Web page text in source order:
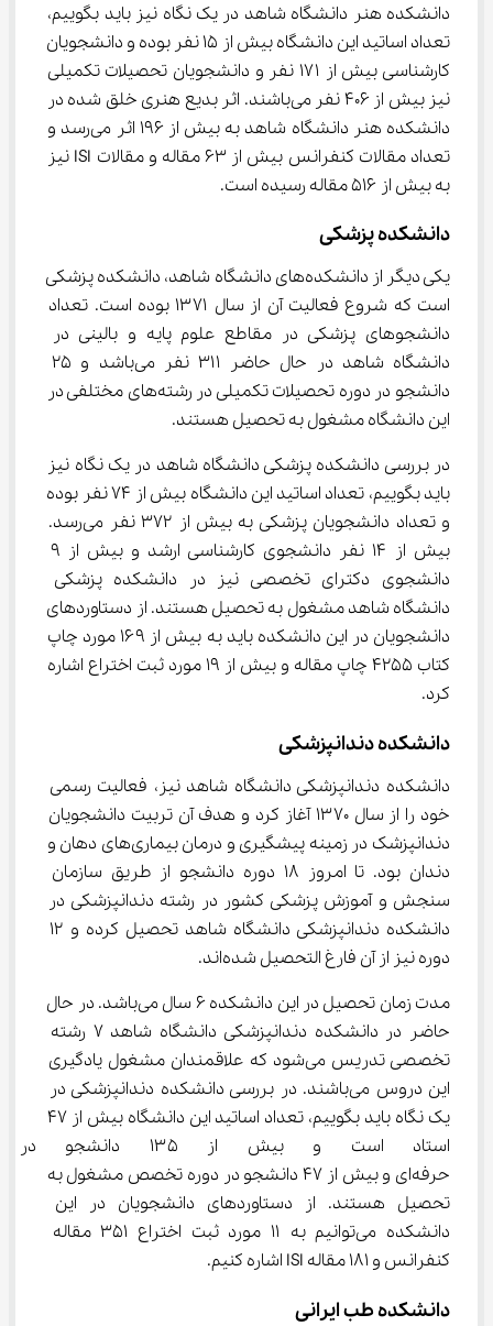
دانشکده هنر دانشگاه شاهد در یک نگاه نیز باید بگوییم،
تعداد اساتید این دانشگاه بیش از ۱۵ نفر بوده و دانشجویان
کارشناسی بیش از ۱۷۱ نفر و دانشجویان تحصیلات تکمیلی
نیز بیش از ۴۰۶ نفر می‌باشند. اثر بدیع هنری خلق شده در
دانشکده هنر دانشگاه شاهد به بیش از ۱۹۶ اثر می‌رسد و
تعداد مقالات کنفرانس بیش از ۶۳ مقاله و مقالات ISI نیز
به بیش از ۵۱۶ مقاله رسیده است.
دانشکده پزشکی
یکی دیگر از دانشکده‌های دانشگاه شاهد، دانشکده پزشکی
است که شروع فعالیت آن از سال ۱۳۷۱ بوده است. تعداد
دانشجوهای پزشکی در مقاطع علوم پایه و بالینی در
دانشجو در دوره تحصیلات تکمیلی در رشته‌های مختلفی در
این دانشگاه مشغول به تحصیل هستند.
در بررسی دانشکده پزشکی دانشگاه شاهد در یک نگاه نیز
باید بگوییم، تعداد اساتید این دانشگاه بیش از ۷۴ نفر بوده
و تعداد دانشجویان پزشکی به بیش از ۳۷۲ نفر می‌رسد.
دانشجوی دکترای تخصصی نیز در دانشکده پزشکی
دانشگاه شاهد مشغول به تحصیل هستند. از دستاوردهای
دانشجویان در این دانشکده باید به بیش از ۱۶۹ مورد چاپ
کتاب ۴۲۵۵ چاپ مقاله و بیش از ۱۹ مورد ثبت اختراع اشاره
کرد.
دانشکده دندانپزشکی
دانشکده دندانپزشکی دانشگاه شاهد نیز، فعالیت رسمی
خود را از سال ۱۳۷۰ آغاز کرد و هدف آن تربیت دانشجویان
دندانپزشک در زمینه پیشگیری و درمان بیماری‌های دهان و
دندان بود. تا امروز ۱۸ دوره دانشجو از طریق سازمان
سنجش و آموزش پزشکی کشور در رشته دندانپزشکی در
دوره نیز از آن فارغ التحصیل شده‌اند.
مدت زمان تحصیل در این دانشکده ۶ سال می‌باشد. در حال
حاضر در دانشکده دندانپزشکی دانشگاه شاهد ۷ رشته
تخصصی تدریس می‌شود که علاقمندان مشغول یادگیری
این دروس می‌باشند. در بررسی دانشکده دندانپزشکی در
استاد است و بیش از
حرفه‌ای و بیش از ۴۷ دانشجو در دوره تخصص مشغول به
تحصیل هستند. از دستاوردهای دانشجویان در این
دانشکده می‌توانیم به ۱۱ مورد ثبت اختراع ۳۵۱ مقاله
کنفرانس و ۱۸۱ مقاله ISI اشاره کنیم.
دانشکده طب ایرانی